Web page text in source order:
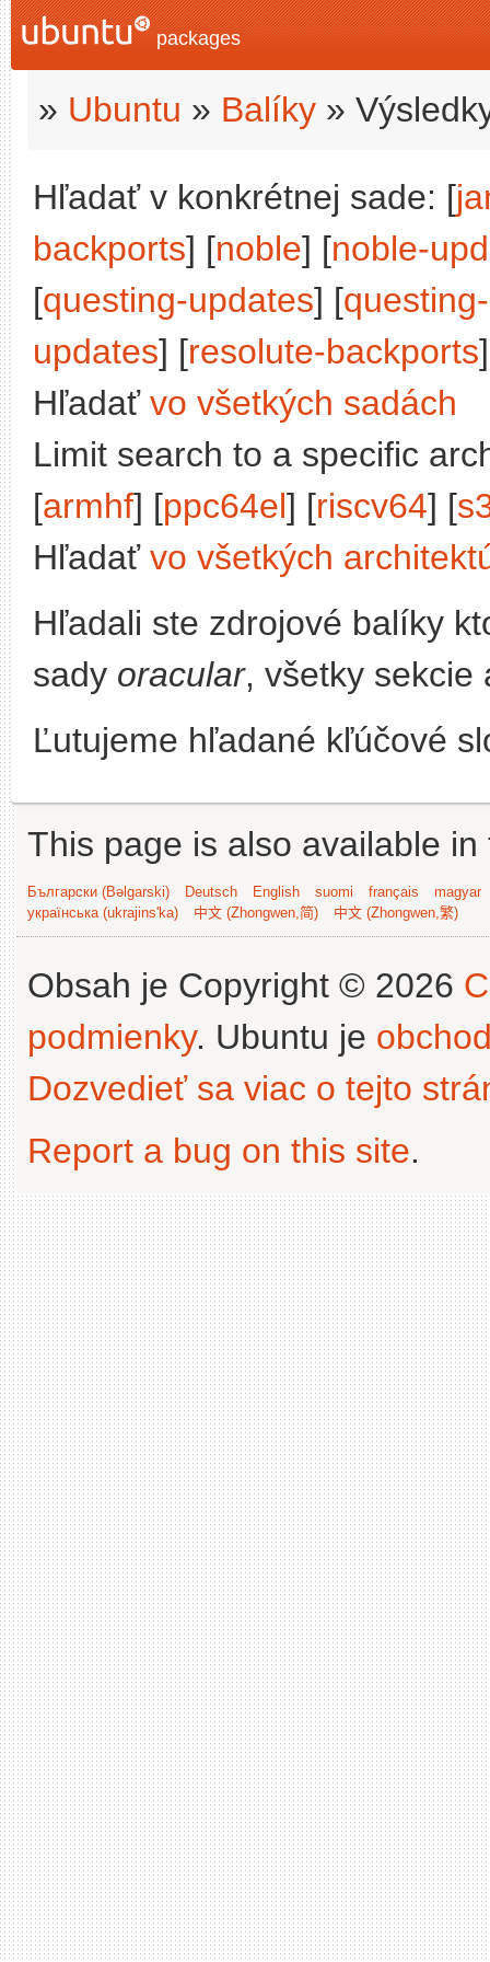
packages
» Ubuntu » Balíky »
Hľadať v konkrétnej sade: [
backports] [noble] [noble-
[questing-updates] [
updates] [resolute-backports
Hľadať vo všetkých sadách
Limit search to a specific
[armhf] [ppc64el] [riscv64] [
Hľadať vo všetkých
Hľadali ste zdrojové balíky
sady oracular, všetky
Ľutujeme hľadané kľúčové
This page is also available
Български (Bəlgarski) Deutsch English suomi français
magyar
українська (ukrajins'ka)
中文 (Zhongwen,简) 中文 (Zhongwen,繁)
Obsah je Copyright © 2026
podmienky. Ubuntu je
Dozvedieť sa viac o tejto
Report a bug on this site.